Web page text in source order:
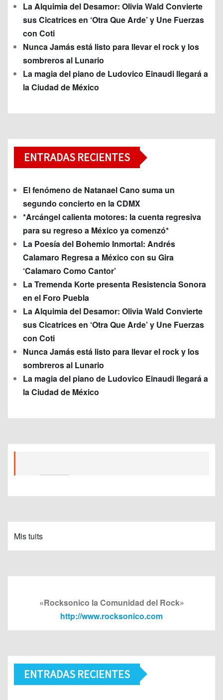
La Alquimia del Desamor: Olivia Wald Convierte
sus Cicatrices en ‘Otra Que Arde’ y Une Fuerzas
con Coti
Nunca Jamás está listo para llevar el rock y los
sombreros al Lunario
La magia del piano de Ludovico Einaudi llegará a
la Ciudad de México
ENTRADAS RECIENTES
El fenómeno de Natanael Cano suma un
segundo concierto en la CDMX
*Arcángel calienta motores: la cuenta regresiva
para su regreso a México ya comenzó*
La Poesía del Bohemio Inmortal: Andrés
Calamaro Regresa a México con su Gira
‘Calamaro Como Cantor’
La Tremenda Korte presenta Resistencia Sonora
en el Foro Puebla
La Alquimia del Desamor: Olivia Wald Convierte
sus Cicatrices en ‘Otra Que Arde’ y Une Fuerzas
con Coti
Nunca Jamás está listo para llevar el rock y los
sombreros al Lunario
La magia del piano de Ludovico Einaudi llegará a
la Ciudad de México
Mis tuits
«Rocksonico la Comunidad del Rock»
http://www.rocksonico.com
ENTRADAS RECIENTES